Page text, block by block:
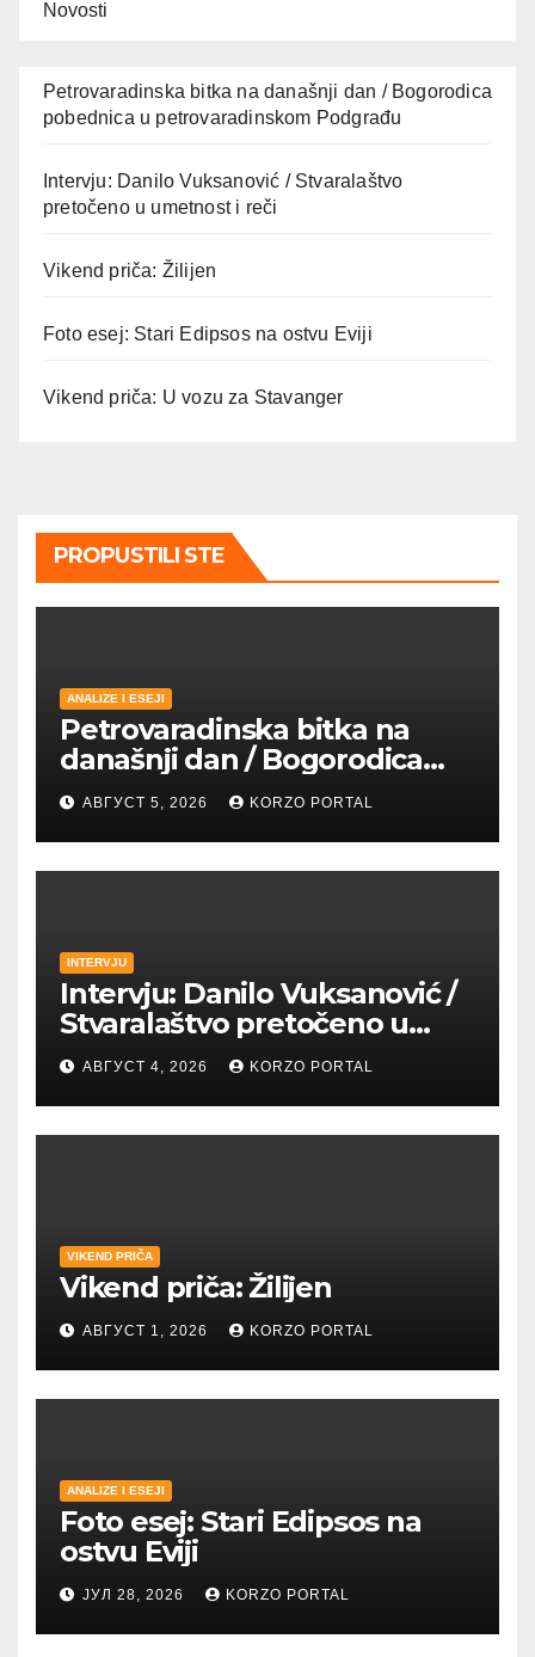
Novosti
Petrovaradinska bitka na današnji dan / Bogorodica
pobednica u petrovaradinskom Podgrađu
Intervju: Danilo Vuksanović / Stvaralaštvo
pretočeno u umetnost i reči
Vikend priča: Žilijen
Foto esej: Stari Edipsos na ostvu Eviji
Vikend priča: U vozu za Stavanger
PROPUSTILI STE
ANALIZE I ESEJI
Petrovaradinska bitka na
današnji dan / Bogorodica
pobednica u
petrovaradinskom Podgrađu
АВГУСТ 5, 2026 KORZO PORTAL
INTERVJU
Intervju: Danilo Vuksanović /
Stvaralaštvo pretočeno u
umetnost i reči
АВГУСТ 4, 2026 KORZO PORTAL
VIKEND PRIČA
Vikend priča: Žilijen
АВГУСТ 1, 2026 KORZO PORTAL
ANALIZE I ESEJI
Foto esej: Stari Edipsos na
ostvu Eviji
ЈУЛ 28, 2026 KORZO PORTAL